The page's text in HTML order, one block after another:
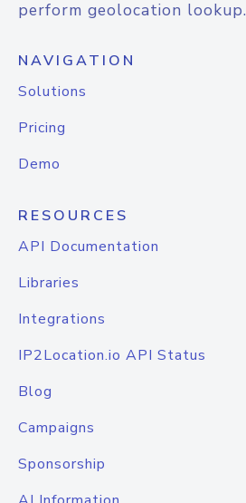
perform geolocation lookup.
NAVIGATION
Solutions
Pricing
Demo
RESOURCES
API Documentation
Libraries
Integrations
IP2Location.io API Status
Blog
Campaigns
Sponsorship